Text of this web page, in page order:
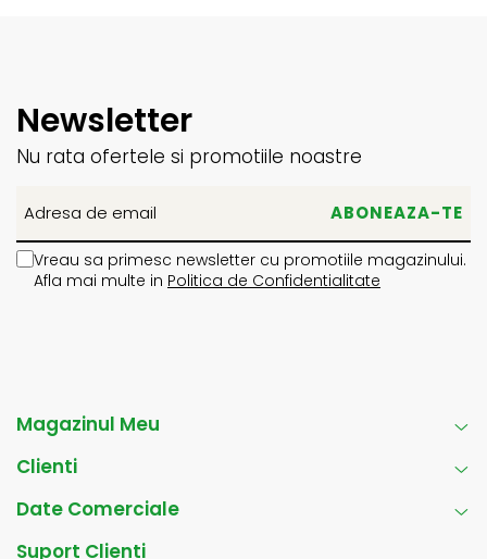
Newsletter
Nu rata ofertele si promotiile noastre
Vreau sa primesc newsletter cu promotiile magazinului.
Afla mai multe in Politica de Confidentialitate
Magazinul Meu
Clienti
Date Comerciale
Suport Clienti